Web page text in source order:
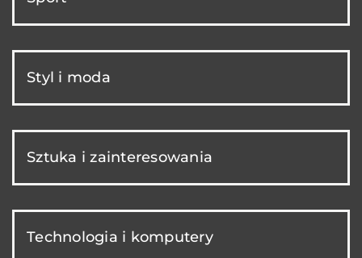
Styl i moda
Sztuka i zainteresowania
Technologia i komputery